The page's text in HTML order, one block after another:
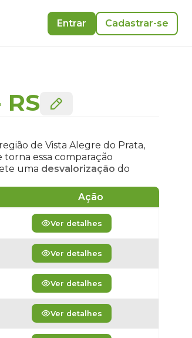
Entrar Cadastrar-se
RS
de Vista Alegre do Prata,
essa comparação
uma desvalorização do
Ação
Ver detalhes
Ver detalhes
Ver detalhes
Ver detalhes